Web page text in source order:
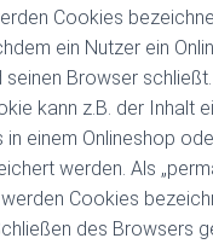
Cookies
ein Nutzer ein
seinen Browser
kann z.B. der Inhalt
in einem Onlineshop
werden. Als
werden Cookies
des Browsers